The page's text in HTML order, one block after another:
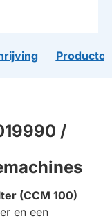
/
(CCM 100)
en een